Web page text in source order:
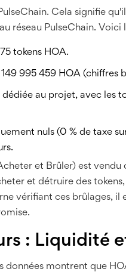
Cela signifie
réseau PulseChain.
tokens HOA.
995 459 HOA (chiffres
au projet, avec les
nuls (0 % de taxe
et Brûler) est
et détruire des
vérifiant ces brûlages,
: Liquidité
données montrent que